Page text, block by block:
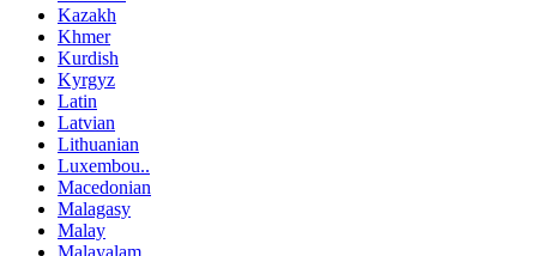
Kazakh
Khmer
Kurdish
Kyrgyz
Latin
Latvian
Lithuanian
Luxembou..
Macedonian
Malagasy
Malay
Malayalam